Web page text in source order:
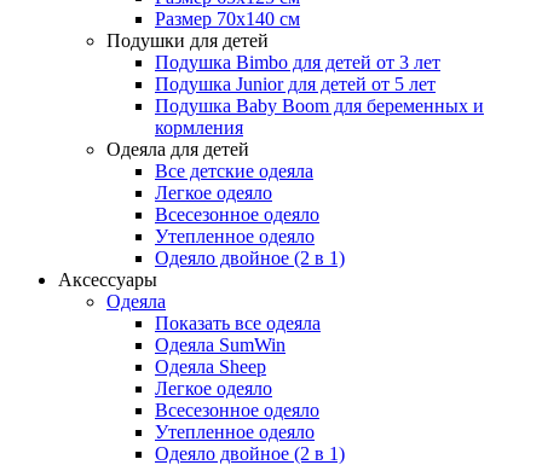
Размер 70x140 см
Подушки для детей
Подушка Bimbo для детей от 3 лет
Подушка Junior для детей от 5 лет
Подушка Baby Boom для беременных и
кормления
Одеяла для детей
Все детские одеяла
Легкое одеяло
Всесезонное одеяло
Утепленное одеяло
Одеяло двойное (2 в 1)
Аксессуары
Одеяла
Показать все одеяла
Одеяла SumWin
Одеяла Sheep
Легкое одеяло
Всесезонное одеяло
Утепленное одеяло
Одеяло двойное (2 в 1)